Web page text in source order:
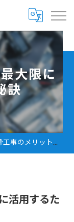
大限に
訣
メリットを最大限に活用するための秘訣
活用するた